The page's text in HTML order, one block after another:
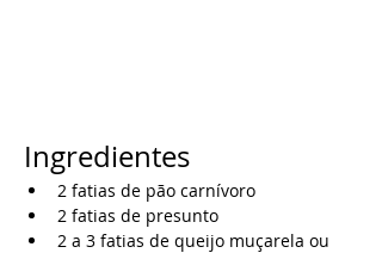
Ingredientes
2 fatias de pão carnívoro
2 fatias de presunto
2 a 3 fatias de queijo muçarela ou